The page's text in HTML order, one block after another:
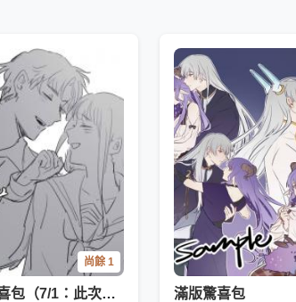
尚餘 1
無色塗鴉驚喜包（7/1：此次工期有所調整） 滿版驚喜包